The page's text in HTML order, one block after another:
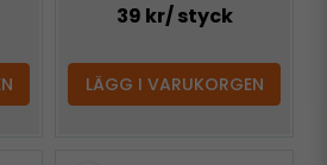
39 kr/ styck
LÄGG I VARUKORGEN